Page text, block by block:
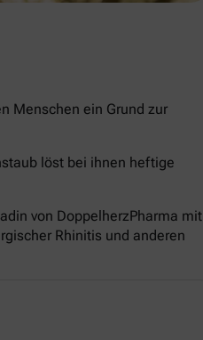
Menschen ein Grund zur
löst bei ihnen heftige
von DoppelherzPharma mit
Rhinitis und anderen